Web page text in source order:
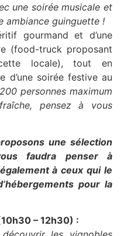
une soirée musicale et
ambiance guinguette !
gourmand et d’une
(food-truck proposant
locale), tout en
d’une soirée festive au
personnes maximum
pensez à vous
une sélection
faudra penser à
à ceux qui le
pour la
– 12h30) :